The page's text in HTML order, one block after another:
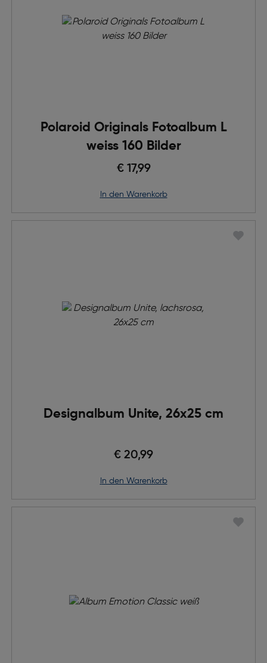
Polaroid Originals Fotoalbum L
weiss 160 Bilder
€ 17,99
in den Warenkorb
Designalbum Unite, 26x25 cm
€ 20,99
in den Warenkorb